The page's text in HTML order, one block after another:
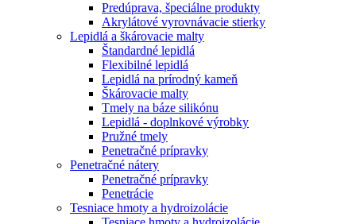
Predúprava, špeciálne produkty
Akrylátové vyrovnávacie stierky
Lepidlá a škárovacie malty
Štandardné lepidlá
Flexibilné lepidlá
Lepidlá na prírodný kameň
Škárovacie malty
Tmely na báze silikónu
Lepidlá - doplnkové výrobky
Pružné tmely
Penetračné prípravky
Penetračné nátery
Penetračné prípravky
Penetrácie
Tesniace hmoty a hydroizolácie